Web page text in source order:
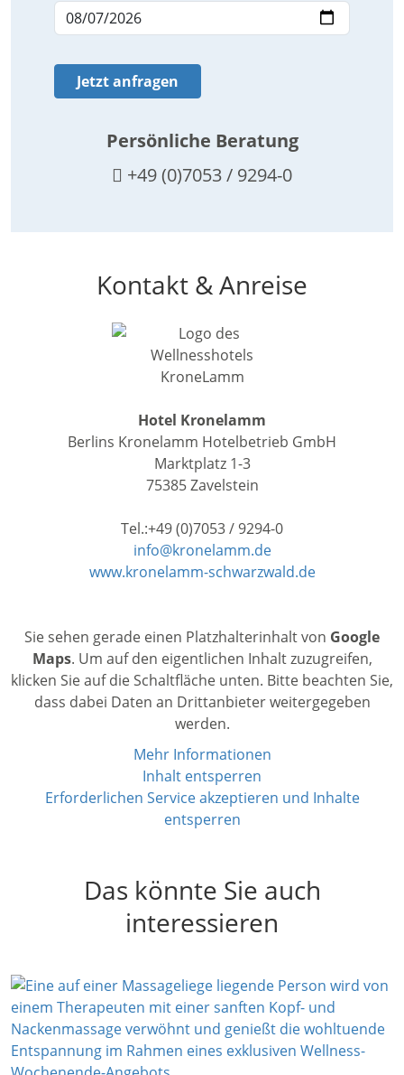
Jetzt anfragen
Persönliche Beratung
+49 (0)7053 / 9294-0
Kontakt & Anreise
Hotel Kronelamm
Berlins Kronelamm Hotelbetrieb GmbH
Marktplatz 1-3
75385 Zavelstein
Tel.:+49 (0)7053 / 9294-0
info@kronelamm.de
www.kronelamm-schwarzwald.de
Sie sehen gerade einen Platzhalterinhalt von Google
Maps. Um auf den eigentlichen Inhalt zuzugreifen,
klicken Sie auf die Schaltfläche unten. Bitte beachten Sie,
dass dabei Daten an Drittanbieter weitergegeben
werden.
Mehr Informationen
Inhalt entsperren
Erforderlichen Service akzeptieren und Inhalte
entsperren
Das könnte Sie auch
interessieren